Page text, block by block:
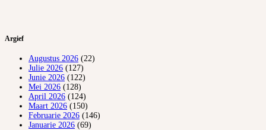
Argief
Augustus 2026 (22)
Julie 2026 (127)
Junie 2026 (122)
Mei 2026 (128)
April 2026 (124)
Maart 2026 (150)
Februarie 2026 (146)
Januarie 2026 (69)